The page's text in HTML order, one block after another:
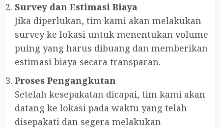
Survey dan Estimasi Biaya
Jika diperlukan, tim kami akan melakukan
survey ke lokasi untuk menentukan volume
puing yang harus dibuang dan memberikan
estimasi biaya secara transparan.
Proses Pengangkutan
Setelah kesepakatan dicapai, tim kami akan
datang ke lokasi pada waktu yang telah
disepakati dan segera melakukan